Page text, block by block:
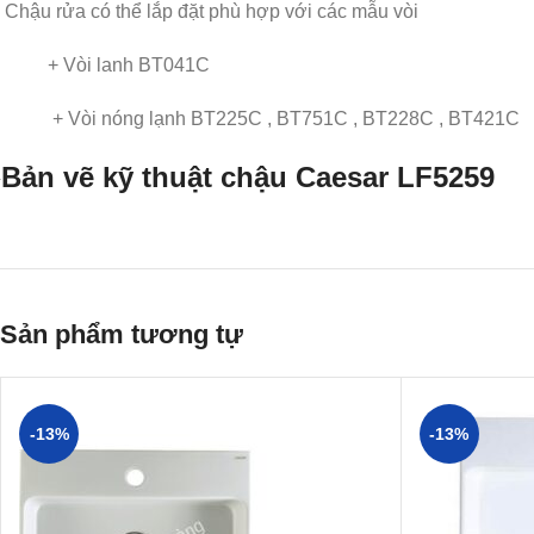
Chậu rửa có thể lắp đặt phù hợp với các mẫu vòi
+ Vòi lanh BT041C
+ Vòi nóng lạnh BT225C , BT751C , BT228C , BT421C
Bản vẽ kỹ thuật chậu Caesar LF5259
Sản phẩm tương tự
-13% -13%